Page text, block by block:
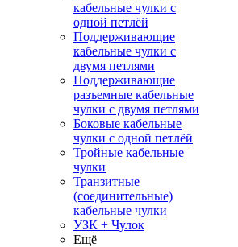
кабельные чулки с
одной петлёй
Поддерживающие
кабельные чулки с
двумя петлями
Поддерживающие
разъемные кабельные
чулки с двумя петлями
Боковые кабельные
чулки с одной петлёй
Тройные кабельные
чулки
Транзитные
(соединительные)
кабельные чулки
УЗК + Чулок
Ещё